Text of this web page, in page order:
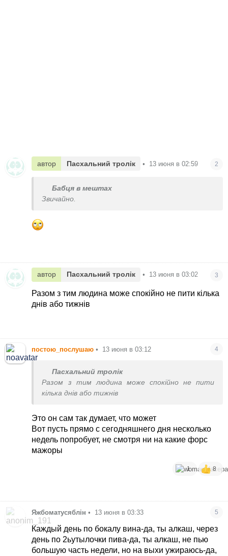
автор Пасхальний тролік • 13 июня в 02:59 2
Бабця в мештах
Звичайно.
автор Пасхальний тролік • 13 июня в 03:02 3
Разом з тим людина може спокійно не пити кілька
днів або тижнів
постою_послушаю • 13 июня в 03:12 4
Пасхальний тролік
Разом з тим людина може спокійно не пити
кілька днів або тижнів
Это он сам так думает, что может
Вот пусть прямо с сегодняшнего дня несколько
недель попробует, не смотря ни на какие форс
мажоры
1 8
Яжбоматусяблін • 13 июня в 03:33 5
Каждый день по бокалу вина-да, ты алкаш, через
день по 2ьутылочки пива-да, ты алкаш, не пью
большую часть недели, но на выхи ужираюсь-да,